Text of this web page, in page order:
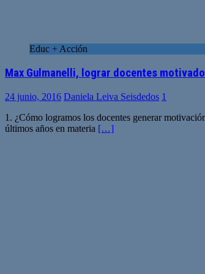
Educ + Acción
Max Gulmanelli, lograr docentes
24 junio, 2016 Daniela Leiva Seisdedos 1
1. ¿Cómo logramos los docentes generar
últimos años en materia […]